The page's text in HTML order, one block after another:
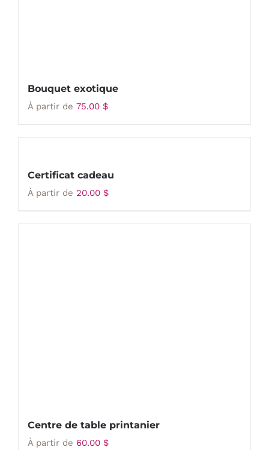
Bouquet exotique
À partir de 75.00 $
Certificat cadeau
À partir de 20.00 $
Centre de table printanier
À partir de 60.00 $